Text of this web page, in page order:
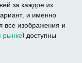
за каждое их
и именно
все изображения и
рынке) доступны